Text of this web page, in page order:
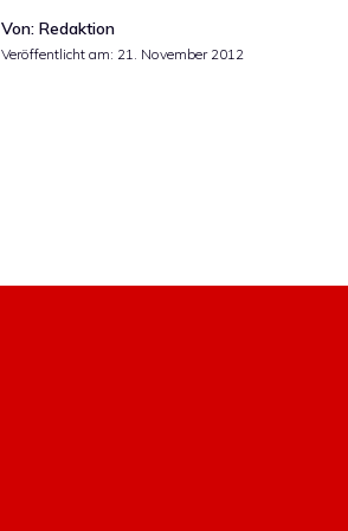
Von: Redaktion
Veröffentlicht am: 21. November 2012